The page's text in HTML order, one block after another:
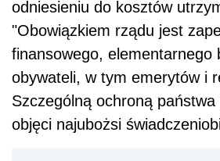
odniesieniu do kosztów
"Obowiązkiem rządu jest
finansowego, elementarnego
obywateli, w tym emerytów i
Szczególną ochroną
objęci najubożsi